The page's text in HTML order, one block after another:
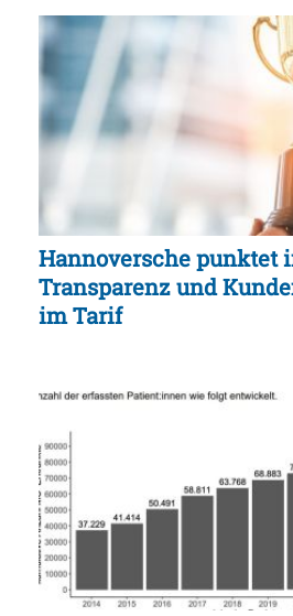
Hannoversche punktet
Transparenz und
im Tarif